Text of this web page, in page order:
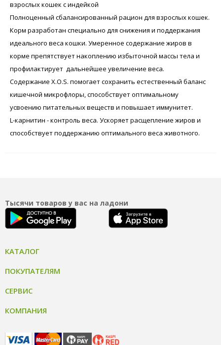
взрослых кошек с индейкой
Полноценный сбалансированный рацион для взрослых кошек.
Корм разработан специально для снижения и поддержания
идеального веса кошки. Умеренное содержание жиров в
корме препятствует накоплению избыточной массы тела и
профилактирует дальнейшее увеличение веса.
Содержание X.O.S. помогает сохранить естественный баланс
кишечной микрофлоры, способствует оптимальному
усвоению питательных веществ и повышает иммунитет.
L-карнитин - контроль веса. Ускоряет расщепление жиров и
способствует поддержанию оптимального веса животного.
Тысячи товаров у вас на ладони
КАТАЛОГ
ПОКУПАТЕЛЯМ
СЕРВИС
КОМПАНИЯ